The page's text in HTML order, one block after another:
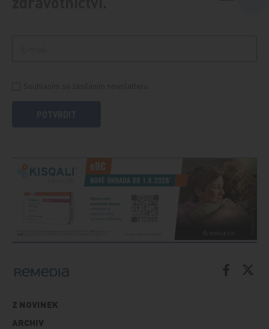
Z NOVINEK
ARCHIV